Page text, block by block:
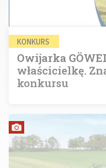
KONKURS
Owijarka
właścicielkę.
konkursu